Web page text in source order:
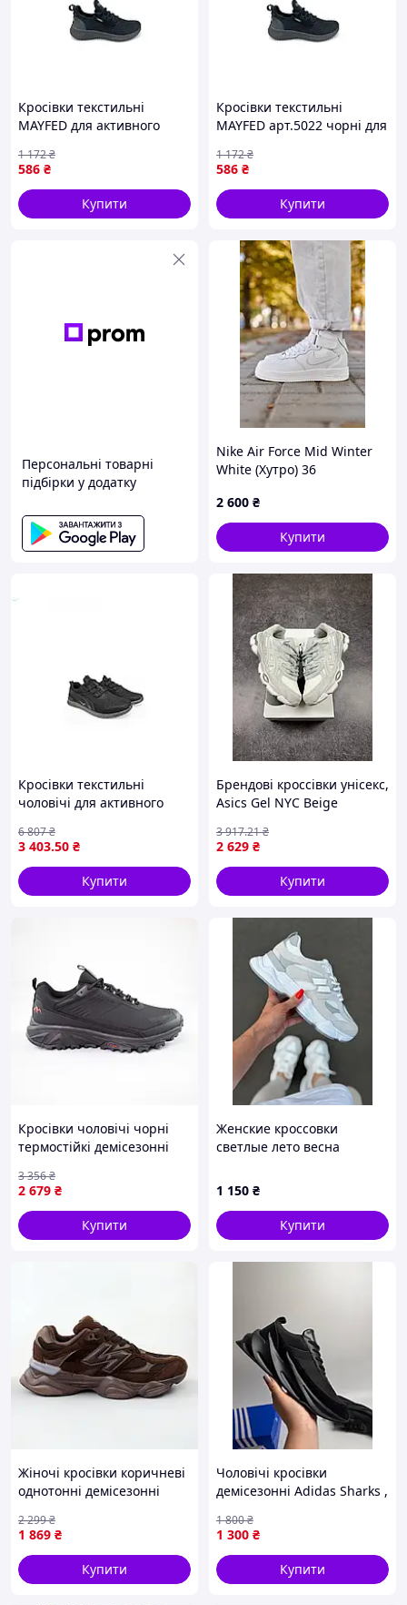
Кросівки текстильні
MAYFED для активного
та зручні чорні
586 ₴
1 172₴
Купити
Кросівки текстильні
MAYFED арт.5022 чорні для
легкі та зручні
586 ₴
1 172₴
Купити
Персональні товарні
підбірки у додатку
Nike Air Force Mid Winter
White (Хутро) 36
2 600 ₴
Купити
Кросівки текстильні
чоловічі для активного
розмір 40 45 ТМ PROGRESS
3 403.50 ₴
6 807₴
Купити
Брендові кроссівки унісекс,
Asics Gel NYC Beige
2 629 ₴
3 917.21₴
Купити
Кросівки чоловічі чорні
термостійкі демісезонні
2 679 ₴
3 356₴
Купити
Женские кроссовки
светлые лето весна
1 150 ₴
Купити
Жіночі кросівки коричневі
однотонні демісезонні
1 869 ₴
2 299₴
Купити
Чоловічі кросівки
демісезонні Adidas Sharks ,
1 300 ₴
1 800₴
Купити